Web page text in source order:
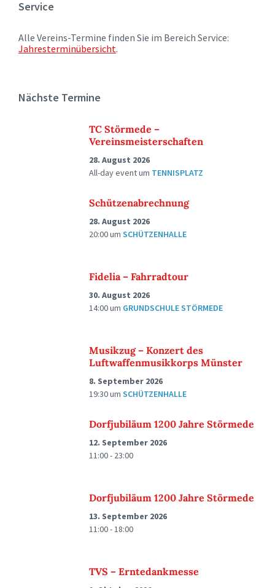
Service
Alle Vereins-Termine finden Sie im Bereich Service:
Jahresterminübersicht.
Nächste Termine
TC Störmede –
Vereinsmeisterschaften
28. August 2026
All-day eventum TENNISPLATZ
Schützenabrechnung
28. August 2026
20:00um SCHÜTZENHALLE
Fidelia – Fahrradtour
30. August 2026
14:00um GRUNDSCHULE STÖRMEDE
Musikzug – Konzert des
Luftwaffenmusikkorps Münster
8. September 2026
19:30um SCHÜTZENHALLE
Dorfjubiläum 1200 Jahre Störmede
12. September 2026
11:00 - 23:00
Dorfjubiläum 1200 Jahre Störmede
13. September 2026
11:00 - 18:00
TVS – Erntedankmesse